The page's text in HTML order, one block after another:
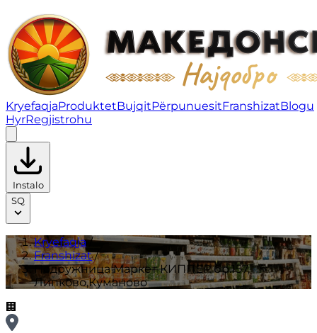
Подружница Маркет КИППЕР бр.157,
KryefaqjaProduktetBujqitPërpunuesitFranshizatBlogu
HyrRegjistrohu
Instalo
SQ
Kryefaqja/
Franshizat/
Подружница Маркет КИППЕР бр.157,
Липково,Куманово
🏢